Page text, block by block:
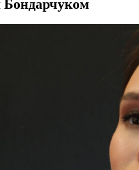
Бондарчуком